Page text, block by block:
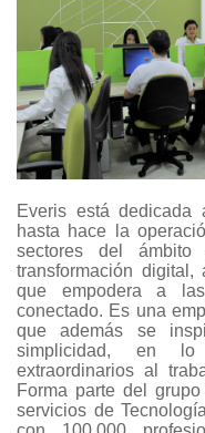
Everis está dedicada
hasta hace la
sectores del
transformación
que empodera a
conectado. Es una
que además se
simplicidad, en lo
extraordinarios al
Forma parte del
servicios de